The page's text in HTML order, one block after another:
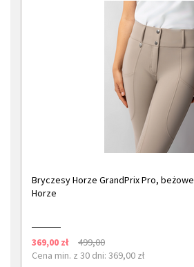
Bryczesy Horze GrandPrix Pro, beżowe
Horze
369,00 zł
499,00
Cena min. z 30 dni: 369,00 zł